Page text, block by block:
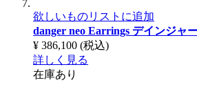
欲しいものリストに追加
danger neo Earrings デインジャ
¥ 386,100 (税込)
詳しく見る
在庫あり